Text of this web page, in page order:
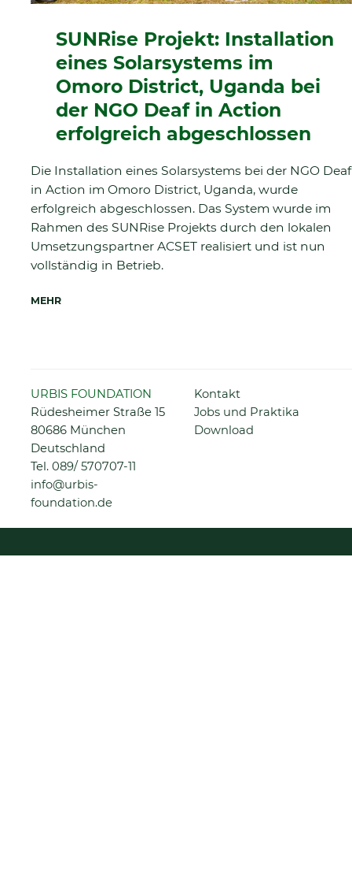
SUNRise Projekt: Installation
eines Solarsystems im
Omoro District, Uganda bei
der NGO Deaf in Action
erfolgreich abgeschlossen
Die Installation eines Solarsystems bei der NGO Deaf
in Action im Omoro District, Uganda, wurde
erfolgreich abgeschlossen. Das System wurde im
Rahmen des SUNRise Projekts durch den lokalen
Umsetzungspartner ACSET realisiert und ist nun
vollständig in Betrieb.
MEHR
URBIS FOUNDATION
Rüdesheimer Straße 15
80686 München
Deutschland
Tel.089/ 570707-11
info@urbis-
foundation.de
Navigation
überspringen
Kontakt
Jobs und Praktika
Download